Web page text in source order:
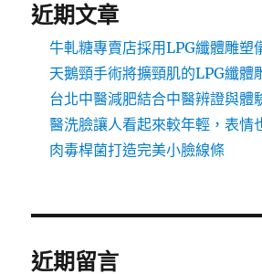
近期文章
牛軋糖專賣店採用LPG纖體雕塑
天鵝頸手術將擴頸肌的LPG纖體
台北中醫減肥結合中醫辨證與體
醫洗臉讓人看起來較年輕，表情
肉毒桿菌打造完美小臉線條
近期留言